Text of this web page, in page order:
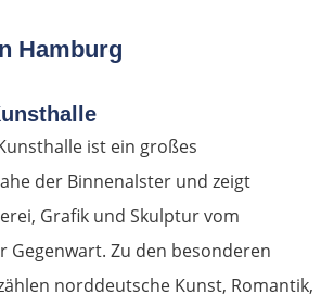
Hamburg
ist ein großes
der Binnenalster und zeigt
Grafik und Skulptur vom
Gegenwart. Zu den besonderen
norddeutsche Kunst, Romantik,